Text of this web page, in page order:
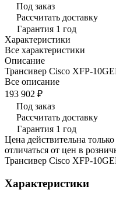
Под заказ
Рассчитать доставку
Гарантия 1 год
Характеристики
Все характеристики
Описание
Трансивер Cisco XFP-
Все описание
193 902 ₽
Под заказ
Рассчитать доставку
Гарантия 1 год
Цена действительна
отличаться от цен в
Трансивер Cisco XFP-
Характеристики